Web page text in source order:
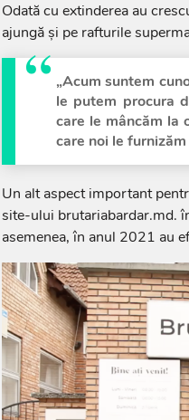
Odată cu extinderea au
ajungă și pe rafturile
„Acum suntem
le putem procura
care le mâncăm la
care noi le
Un alt aspect important
site-ului brutariabardar.md.
asemenea, în anul 2021 au